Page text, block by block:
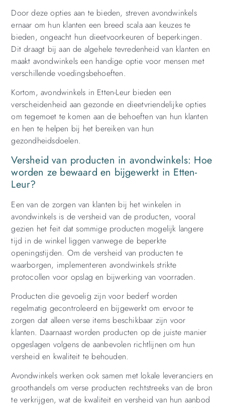
Door deze opties aan te bieden, streven avondwinkels
ernaar om hun klanten een breed scala aan keuzes te
bieden, ongeacht hun dieetvoorkeuren of beperkingen.
Dit draagt bij aan de algehele tevredenheid van klanten en
maakt avondwinkels een handige optie voor mensen met
verschillende voedingsbehoeften.
Kortom, avondwinkels in Etten-Leur bieden een
verscheidenheid aan gezonde en dieetvriendelijke opties
om tegemoet te komen aan de behoeften van hun klanten
en hen te helpen bij het bereiken van hun
gezondheidsdoelen.
Versheid van producten in avondwinkels: Hoe
worden ze bewaard en bijgewerkt in Etten-
Leur?
Een van de zorgen van klanten bij het winkelen in
avondwinkels is de versheid van de producten, vooral
gezien het feit dat sommige producten mogelijk langere
tijd in de winkel liggen vanwege de beperkte
openingstijden. Om de versheid van producten te
waarborgen, implementeren avondwinkels strikte
protocollen voor opslag en bijwerking van voorraden.
Producten die gevoelig zijn voor bederf worden
regelmatig gecontroleerd en bijgewerkt om ervoor te
zorgen dat alleen verse items beschikbaar zijn voor
klanten. Daarnaast worden producten op de juiste manier
opgeslagen volgens de aanbevolen richtlijnen om hun
versheid en kwaliteit te behouden.
Avondwinkels werken ook samen met lokale leveranciers en
groothandels om verse producten rechtstreeks van de bron
te verkrijgen, wat de kwaliteit en versheid van hun aanbod